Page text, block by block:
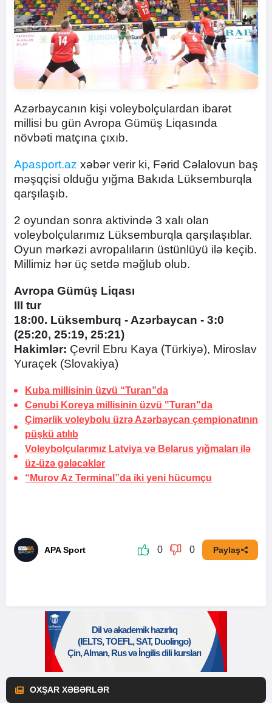
Azərbaycanın kişi voleybolçulardan ibarət
millisi bu gün Avropa Gümüş Liqasında
növbəti matçına çıxıb.
Apasport.az xəbər verir ki, Fərid Cəlalovun baş
məşqçisi olduğu yığma Bakıda Lüksemburqla
qarşılaşıb.
2 oyundan sonra aktivində 3 xalı olan
voleybolçularımız Lüksemburqla qarşılaşıblar.
Oyun mərkəzi avropalıların üstünlüyü ilə keçib.
Millimiz hər üç setdə məğlub olub.
Avropa Gümüş Liqası
III tur
18:00. Lüksemburq - Azərbaycan - 3:0
(25:20, 25:19, 25:21)
Hakimlər: Çevril Ebru Kaya (Türkiyə), Miroslav
Yuraçek (Slovakiya)
Kuba millisinin üzvü “Turan”da
Cənubi Koreya millisinin üzvü "Turan"da
Çimərlik voleybolu üzrə Azərbaycan çempionatının
püşkü atılıb
Voleybolçularımız Latviya və Belarus yığmaları ilə
üz-üzə gələcəklər
“Murov Az Terminal”da iki yeni hücumçu
APA Sport 0 0 Paylaş
OXŞAR XƏBƏRLƏR